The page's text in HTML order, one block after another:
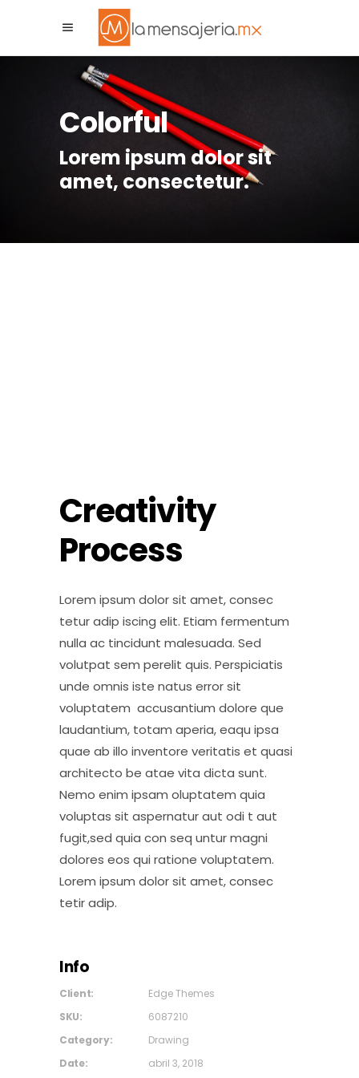
Colorful
Lorem ipsum dolor sit
amet, consectetur.
Creativity
Process
Lorem ipsum dolor sit amet, consec
tetur adip iscing elit. Etiam fermentum
nulla ac tincidunt malesuada. Sed
volutpat sem perelit quis. Perspiciatis
unde omnis iste natus error sit
voluptatem accusantium dolore que
laudantium, totam aperia, eaqu ipsa
quae ab illo inventore veritatis et quasi
architecto be atae vita dicta sunt.
Nemo enim ipsam oluptatem quia
voluptas sit aspernatur aut odi t aut
fugit,sed quia con seq untur magni
dolores eos qui ratione voluptatem.
Lorem ipsum dolor sit amet, consec
tetir adip.
Info
Client:
Edge Themes
SKU:
6087210
Category:
Drawing
Date:
abril 3, 2018
La Mensajeria MX
Asistente Virtual